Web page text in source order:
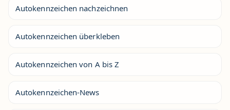
Autokennzeichen nachzeichnen
Autokennzeichen überkleben
Autokennzeichen von A bis Z
Autokennzeichen-News